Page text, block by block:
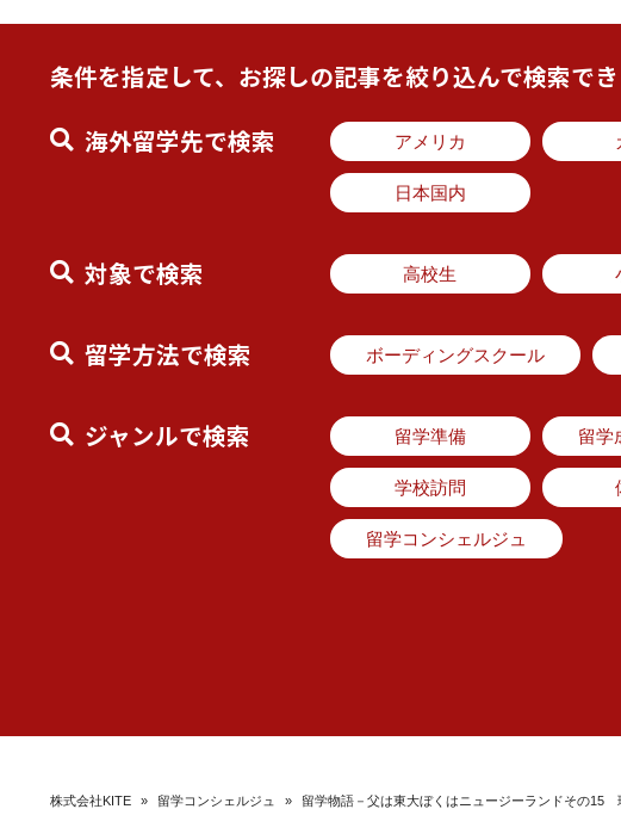
条件を指定して、お探しの記事を絞り込んで検索でき
海外留学先で検索
アメリカ
日本国内
対象で検索 高校生
留学方法で検索 ボーディングスクール
ジャンルで検索 留学準備 留学
学校訪問
留学コンシェルジュ
株式会社KITE » 留学コンシェルジュ » 留学物語－父は東大ぼくはニュージーランドその15